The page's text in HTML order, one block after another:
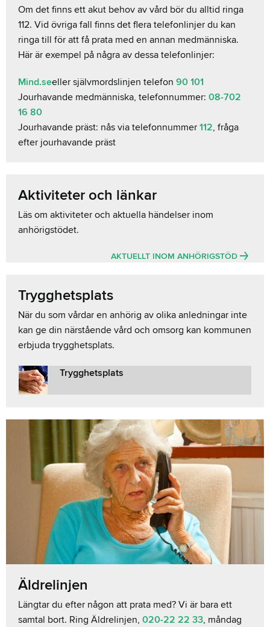
Om det finns ett akut behov av vård bör du alltid ringa
112. Vid övriga fall finns det flera telefonlinjer du kan
ringa till för att få prata med en annan medmänniska.
Här är exempel på några av dessa telefonlinjer:
Mind.seeller självmordslinjen telefon 90 101
Jourhavande medmänniska, telefonnummer: 08-702
16 80
Jourhavande präst: nås via telefonnummer 112, fråga
efter jourhavande präst
Aktiviteter och länkar
Läs om aktiviteter och aktuella händelser inom
anhörigstödet.
AKTUELLT INOM ANHÖRIGSTÖD
Trygghetsplats
När du som vårdar en anhörig av olika anledningar inte
kan ge din närstående vård och omsorg kan kommunen
erbjuda trygghetsplats.
Trygghetsplats
Äldrelinjen
Längtar du efter någon att prata med? Vi är bara ett
samtal bort. Ring Äldrelinjen, 020-22 22 33, måndag